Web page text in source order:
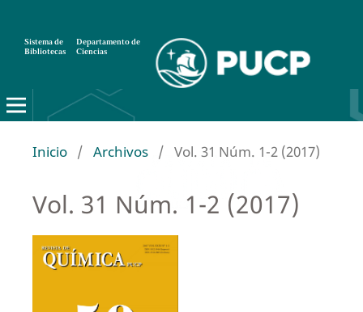
Sistema de
Bibliotecas
Departamento de
Ciencias
Inicio / Archivos / Vol. 31 Núm. 1-2 (2017)
Vol. 31 Núm. 1-2 (2017)